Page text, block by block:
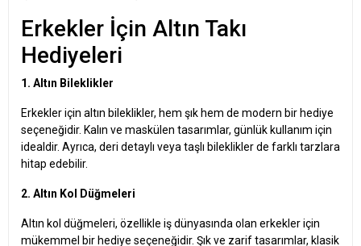
Erkekler İçin Altın Takı
Hediyeleri
1. Altın Bileklikler
Erkekler için altın bileklikler, hem şık hem de modern bir hediye
seçeneğidir. Kalın ve maskülen tasarımlar, günlük kullanım için
idealdir. Ayrıca, deri detaylı veya taşlı bileklikler de farklı tarzlara
hitap edebilir.
2. Altın Kol Düğmeleri
Altın kol düğmeleri, özellikle iş dünyasında olan erkekler için
mükemmel bir hediye seçeneğidir. Şık ve zarif tasarımlar, klasik